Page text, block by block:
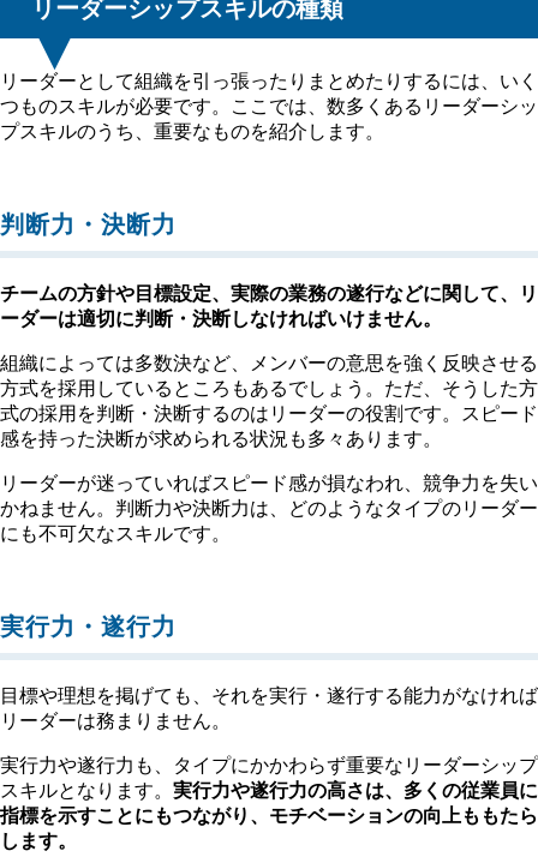
リーダーシップスキルの種類
リーダーとして組織を引っ張ったりまとめたりするには、いく
つものスキルが必要です。ここでは、数多くあるリーダーシッ
プスキルのうち、重要なものを紹介します。
判断力・決断力
チームの方針や目標設定、実際の業務の遂行などに関して、リ
ーダーは適切に判断・決断しなければいけません。
組織によっては多数決など、メンバーの意思を強く反映させる
方式を採用しているところもあるでしょう。ただ、そうした方
式の採用を判断・決断するのはリーダーの役割です。スピード
感を持った決断が求められる状況も多々あります。
リーダーが迷っていればスピード感が損なわれ、競争力を失い
かねません。判断力や決断力は、どのようなタイプのリーダー
にも不可欠なスキルです。
実行力・遂行力
目標や理想を掲げても、それを実行・遂行する能力がなければ
リーダーは務まりません。
実行力や遂行力も、タイプにかかわらず重要なリーダーシップ
スキルとなります。 実行力や遂行力の高さは、多くの従業員に
指標を示すことにもつながり、モチベーションの向上ももたら
します。